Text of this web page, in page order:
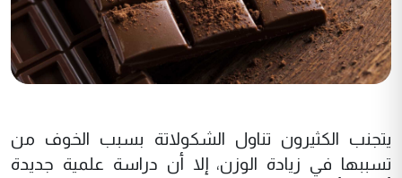
يتجنب الكثيرون تناول الشكولاتة بسبب الخوف من
تسببها في زيادة الوزن، إلا أن دراسة علمية جديدة